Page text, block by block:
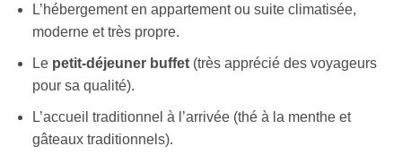
L’hébergement en appartement ou suite climatisée,
moderne et très propre.
Le petit-déjeuner buffet(très apprécié des voyageurs
pour sa qualité).
L’accueil traditionnel à l’arrivée (thé à la menthe et
gâteaux traditionnels).